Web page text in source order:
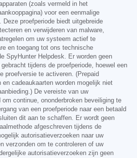
(zoals vermeld in het
voor een eenmalige
Deze proefperiode biedt uitgebreide
en verwijderen van malware,
om uw systeem actief te
en toegang tot ons technische
SpyHunter Helpdesk. Er worden geen
tijdens de proefperiode, hoewel een
proefversie te activeren. (Prepaid
cadeaukaarten worden mogelijk niet
De vereiste van uw
om continue, ononderbroken beveiliging te
van een proefperiode naar een betaald
dit aan te schaffen. Er wordt geen
afgeschreven tijdens de
autorisatieverzoeken naar uw
verzonden om te controleren of uw
autorisatieverzoeken zijn geen